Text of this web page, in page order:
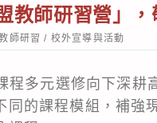
教師研習營」，
師研習 / 校外宣導與活動
多元選修向下深耕
同的課程模組，補強